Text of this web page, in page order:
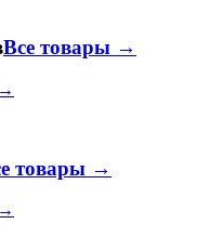
Все товары →
товары →